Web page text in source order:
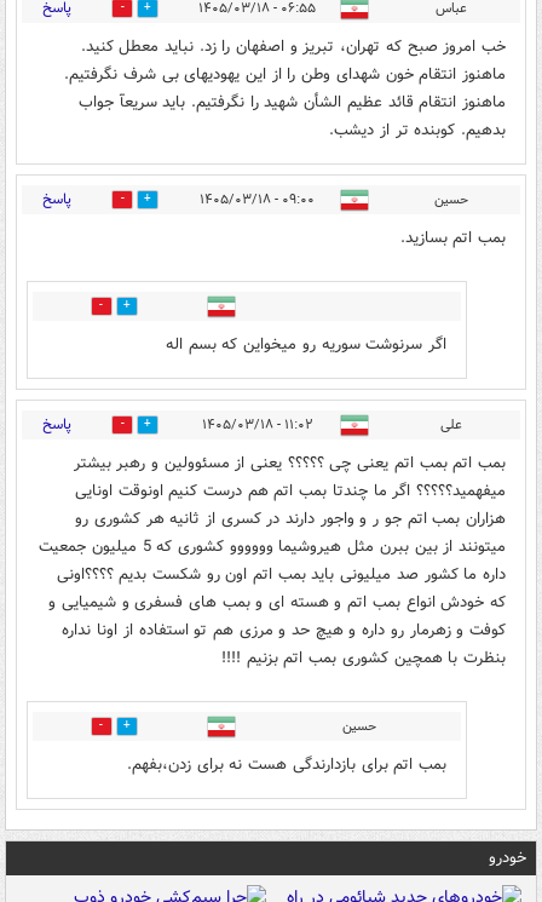
عباس ۰۶:۵۵ - ۱۴۰۵/۰۳/۱۸ 2 پاسخ
خب امروز صبح که تهران، تبریز و اصفهان را زد. نباید معطل کنید.
ماهنوز انتقام خون شهدای وطن را از این یهودیهای بی شرف نگرفتیم.
ماهنوز انتقام قائد عظیم الشأن شهید را نگرفتیم. باید سریعآ جواب
بدهیم. کوبنده تر از دیشب.
حسین ۰۹:۰۰ - ۱۴۰۵/۰۳/۱۸ 4 پاسخ
بمب اتم بسازید.
0
اگر سرنوشت سوریه رو میخواین که بسم اله
علی ۱۱:۰۲ - ۱۴۰۵/۰۳/۱۸ 1 پاسخ
بمب اتم بمب اتم یعنی چی ؟؟؟؟؟ یعنی از مسئوولین و رهبر بیشتر
میفهمید؟؟؟؟؟ اگر ما چندتا بمب اتم هم درست کنیم اونوقت اونایی
هزاران بمب اتم جو ر و واجور دارند در کسری از ثانیه هر کشوری رو
میتونند از بین ببرن مثل هیروشیما وووووو کشوری که 5 میلیون جمعیت
داره ما کشور صد میلیونی باید بمب اتم اون رو شکست بدیم ؟؟؟؟اونی
که خودش انواع بمب اتم و هسته ای و بمب های فسفری و شیمیایی و
کوفت و زهرمار رو داره و هیچ حد و مرزی هم تو استفاده از اونا نداره
بنظرت با همچین کشوری بمب اتم بزنیم !!!!
حسین 1
بمب اتم برای بازدارندگی هست نه برای زدن،بفهم.
خودرو